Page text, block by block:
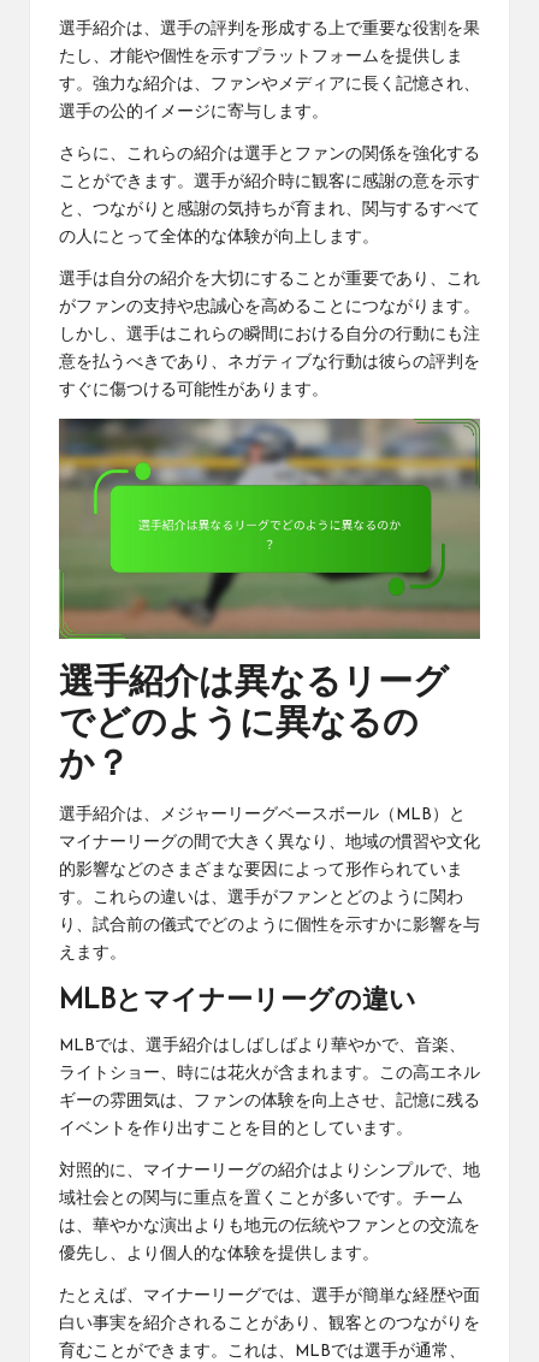
選手紹介は、選手の評判を形成する上で重要な役割を果
たし、才能や個性を示すプラットフォームを提供しま
す。強力な紹介は、ファンやメディアに長く記憶され、
選手の公的イメージに寄与します。
さらに、これらの紹介は選手とファンの関係を強化する
ことができます。選手が紹介時に観客に感謝の意を示す
と、つながりと感謝の気持ちが育まれ、関与するすべて
の人にとって全体的な体験が向上します。
選手は自分の紹介を大切にすることが重要であり、これ
がファンの支持や忠誠心を高めることにつながります。
しかし、選手はこれらの瞬間における自分の行動にも注
意を払うべきであり、ネガティブな行動は彼らの評判を
すぐに傷つける可能性があります。
選手紹介は異なるリーグ
でどのように異なるの
か？
選手紹介は、メジャーリーグベースボール（MLB）と
マイナーリーグの間で大きく異なり、地域の慣習や文化
的影響などのさまざまな要因によって形作られていま
す。これらの違いは、選手がファンとどのように関わ
り、試合前の儀式でどのように個性を示すかに影響を与
えます。
MLBとマイナーリーグの違い
MLBでは、選手紹介はしばしばより華やかで、音楽、
ライトショー、時には花火が含まれます。この高エネル
ギーの雰囲気は、ファンの体験を向上させ、記憶に残る
イベントを作り出すことを目的としています。
対照的に、マイナーリーグの紹介はよりシンプルで、地
域社会との関与に重点を置くことが多いです。チーム
は、華やかな演出よりも地元の伝統やファンとの交流を
優先し、より個人的な体験を提供します。
たとえば、マイナーリーグでは、選手が簡単な経歴や面
白い事実を紹介されることがあり、観客とのつながりを
育むことができます。これは、MLBでは選手が通常、